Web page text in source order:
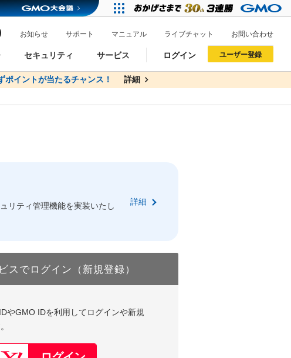
セキュリティ サービス
お知らせ サポート マニュアル ライブチャット お問い合わせ
ログイン
ーバーを含む最新の機能を使う方
ログイン可能
ユーザー登録
ーバーを含む最新の機能を使う方
も登録可能
イントが当たるチャンス！ 詳細
1年間無料 詳細
リティ管理機能を実装いたし
詳細
スでログイン（新規登録）
やGMO IDを利用してログインや新規